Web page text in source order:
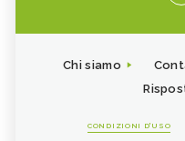
Chi siamo
CONDIZIONI D'USO